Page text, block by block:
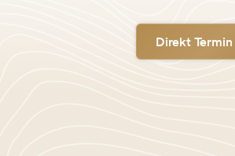
Direkt Termin